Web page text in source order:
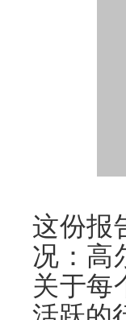
这份报
况：高
关于每